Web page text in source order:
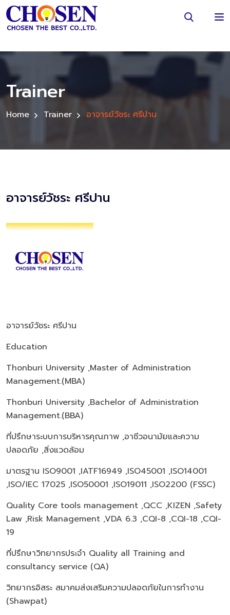
Trainer
Home Trainer อาจารย์วัชระ ศรีปาน
อาจารย์วัชระ ศรีปาน
อาจารย์วัชระ ศรีปาน
Education
Thonburi University ,Master of Administration
Management.(MBA)
Thonburi University ,Bachelor of Administration
Management.(BBA)
ที่ปรึกษาระบบการบริหารคุณภาพ ,อาชีวอนามัยและความ
ปลอดภัย ,สิ่งแวดล้อม
มาตรฐาน ISO9001 ,IATF16949 ,ISO45001 ,ISO14001
,ISO/IEC 17025 ,ISO50001 ,ISO19011 ,ISO2200 (FSSC)
Quality Core tools management ,QCC ,KIZEN ,Safety
Law ,Risk Management ,VDA 6.3 ,CQI-8 ,CQI-18 ,CQI-
19
ที่ปรึกษาวิทยากรประจำ Quality all Training and
consultancy service (QA)
วิทยากรอิสระ สมาคมส่งเสริมความปลอดภัยในการทำงาน
(Shawpat)